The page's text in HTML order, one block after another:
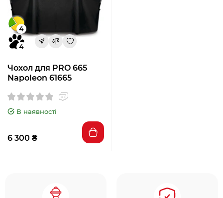
4
4
Чохол для PRO 665
Napoleon 61665
В наявності
6 300 ₴